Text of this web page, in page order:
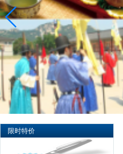
限时特价